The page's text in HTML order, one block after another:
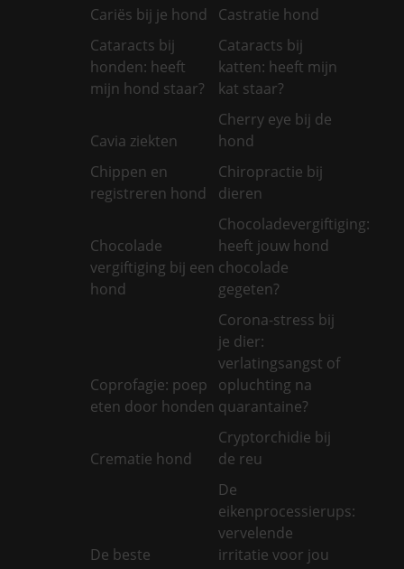
Cariës bij je hond
Castratie hond
Cataracts bij
honden: heeft
mijn hond staar?
Cataracts bij
katten: heeft mijn
kat staar?
Cavia ziekten
Cherry eye bij de
hond
Chippen en
registreren hond
Chiropractie bij
dieren
Chocolade
vergiftiging bij een
hond
Chocoladevergiftiging:
heeft jouw hond
chocolade
gegeten?
Coprofagie: poep
eten door honden
Corona-stress bij
je dier:
verlatingsangst of
opluchting na
quarantaine?
Crematie hond
Cryptorchidie bij
de reu
De beste
De
eikenprocessierups:
vervelende
irritatie voor jou